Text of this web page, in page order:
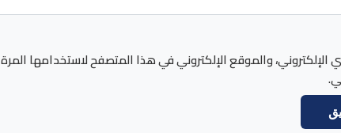
والموقع الإلكتروني في هذا المتصفح لاستخدامها المرة